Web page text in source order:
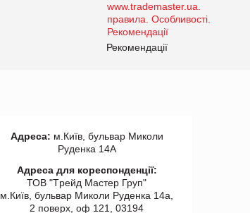
Рекомендації
Адреса: м.Київ, бульвар Миколи
Руденка 14А
Адреса для кореспонденції:
ТОВ "Tрейд Мастер Груп"
м.Київ, бульвар Миколи Руденка 14а,
2 поверх, оф 121, 03194